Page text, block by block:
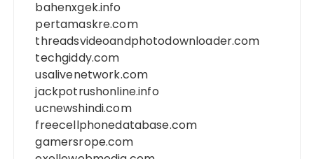
bahenxgek.info
pertamaskre.com
threadsvideoandphotodownloader.com
techgiddy.com
usalivenetwork.com
jackpotrushonline.info
ucnewshindi.com
freecellphonedatabase.com
gamersrope.com